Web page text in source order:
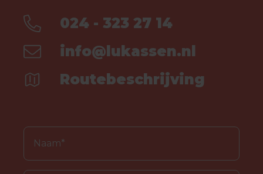
024 - 323 27 14
info@lukassen.nl
Routebeschrijving